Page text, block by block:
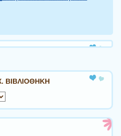
ΒΙΒΛΙΟΘΗΚΗ